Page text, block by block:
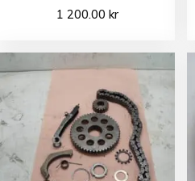
1 200.00 kr